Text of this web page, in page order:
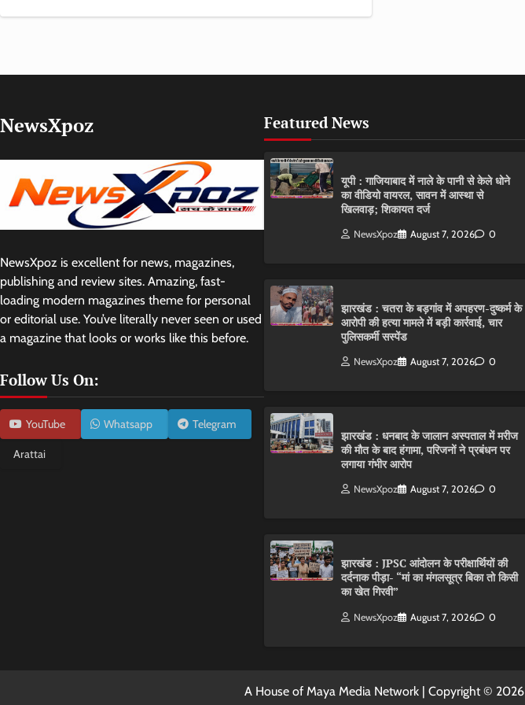
NewsXpoz
NewsXpoz is excellent for news, magazines,
publishing and review sites. Amazing, fast-
loading modern magazines theme for personal
or editorial use. You’ve literally never seen or used
a magazine that looks or works like this before.
Follow Us On:
YouTube Whatsapp Telegram
Arattai
Featured News
यूपी : गाजियाबाद में नाले के पानी से केले धोने
का वीडियो वायरल, सावन में आस्था से
खिलवाड़; शिकायत दर्ज
NewsXpoz August 7, 2026 0
झारखंड : चतरा के बड़गांव में अपहरण-दुष्कर्म के
आरोपी की हत्या मामले में बड़ी कार्रवाई, चार
पुलिसकर्मी सस्पेंड
NewsXpoz August 7, 2026 0
झारखंड : धनबाद के जालान अस्पताल में मरीज
की मौत के बाद हंगामा, परिजनों ने प्रबंधन पर
लगाया गंभीर आरोप
NewsXpoz August 7, 2026 0
झारखंड : JPSC आंदोलन के परीक्षार्थियों की
दर्दनाक पीड़ा- “मां का मंगलसूत्र बिका तो किसी
का खेत गिरवी”
NewsXpoz August 7, 2026 0
A House of Maya Media Network | Copyright © 2026